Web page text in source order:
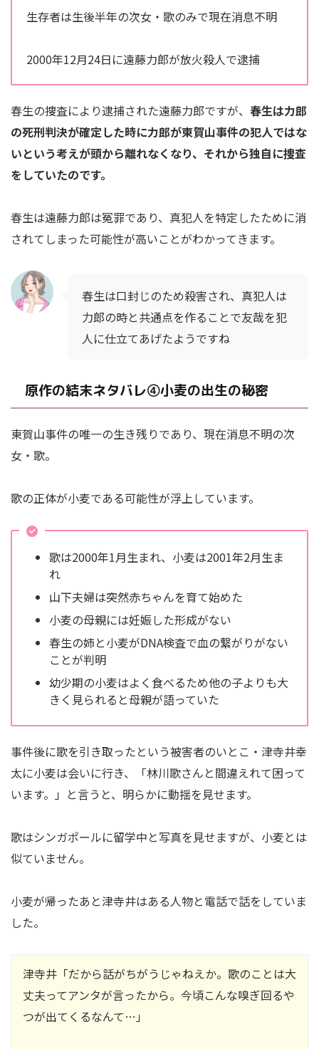
生存者は生後半年の次女・歌のみで現在消息不明
2000年12月24日に遠藤力郎が放火殺人で逮捕
春生の捜査により逮捕された遠藤力郎ですが、 春生は力郎
の死刑判決が確定した時に力郎が東賀山事件の犯人ではな
いという考えが頭から離れなくなり、それから独自に捜査
をしていたのです。
春生は遠藤力郎は冤罪であり、真犯人を特定したために消
されてしまった可能性が高いことがわかってきます。
春生は口封じのため殺害され、真犯人は
力郎の時と共通点を作ることで友哉を犯
人に仕立てあげたようですね
原作の結末ネタバレ④小麦の出生の秘密
東賀山事件の唯一の生き残りであり、現在消息不明の次
女・歌。
歌の正体が小麦である可能性が浮上しています。
歌は2000年1月生まれ、小麦は2001年2月生ま
れ
山下夫婦は突然赤ちゃんを育て始めた
小麦の母親には妊娠した形成がない
春生の姉と小麦がDNA検査で血の繋がりがない
ことが判明
幼少期の小麦はよく食べるため他の子よりも大
きく見られると母親が語っていた
事件後に歌を引き取ったという被害者のいとこ・津寺井幸
太に小麦は会いに行き、「林川歌さんと間違えれて困って
います。」と言うと、明らかに動揺を見せます。
歌はシンガポールに留学中と写真を見せますが、小麦とは
似ていません。
小麦が帰ったあと津寺井はある人物と電話で話をしていま
した。
津寺井「だから話がちがうじゃねえか。歌のことは大
丈夫ってアンタが言ったから。今頃こんな嗅ぎ回るや
つが出てくるなんて…」